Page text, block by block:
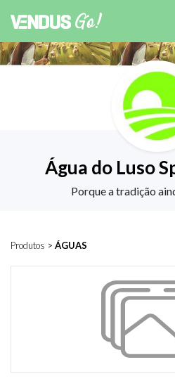
Água do Luso
Porque a tradição
Produtos > ÁGUAS